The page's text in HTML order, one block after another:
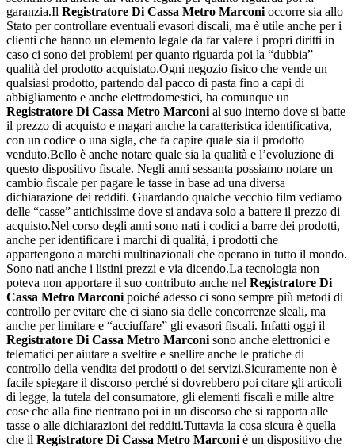
garanzia.Il Registratore Di Cassa Metro Marconi occorre sia allo
Stato per controllare eventuali evasori discali, ma è utile anche per i
clienti che hanno un elemento legale da far valere i propri diritti in
caso ci sono dei problemi per quanto riguarda poi la “dubbia”
qualità del prodotto acquistato.Ogni negozio fisico che vende un
qualsiasi prodotto, partendo dal pacco di pasta fino a capi di
abbigliamento e anche elettrodomestici, ha comunque un
Registratore Di Cassa Metro Marconi al suo interno dove si batte
il prezzo di acquisto e magari anche la caratteristica identificativa,
con un codice o una sigla, che fa capire quale sia il prodotto
venduto.Bello è anche notare quale sia la qualità e l’evoluzione di
questo dispositivo fiscale. Negli anni sessanta possiamo notare un
cambio fiscale per pagare le tasse in base ad una diversa
dichiarazione dei redditi. Guardando qualche vecchio film vediamo
delle “casse” antichissime dove si andava solo a battere il prezzo di
acquisto.Nel corso degli anni sono nati i codici a barre dei prodotti,
anche per identificare i marchi di qualità, i prodotti che
appartengono a marchi multinazionali che operano in tutto il mondo.
Sono nati anche i listini prezzi e via dicendo.La tecnologia non
poteva non apportare il suo contributo anche nel Registratore Di
Cassa Metro Marconi poiché adesso ci sono sempre più metodi di
controllo per evitare che ci siano sia delle concorrenze sleali, ma
anche per limitare e “acciuffare” gli evasori fiscali. Infatti oggi il
Registratore Di Cassa Metro Marconi sono anche elettronici e
telematici per aiutare a sveltire e snellire anche le pratiche di
controllo della vendita dei prodotti o dei servizi.Sicuramente non è
facile spiegare il discorso perché si dovrebbero poi citare gli articoli
di legge, la tutela del consumatore, gli elementi fiscali e mille altre
cose che alla fine rientrano poi in un discorso che si rapporta alle
tasse o alle dichiarazioni dei redditi.Tuttavia la cosa sicura è quella
che il Registratore Di Cassa Metro Marconi è un dispositivo che